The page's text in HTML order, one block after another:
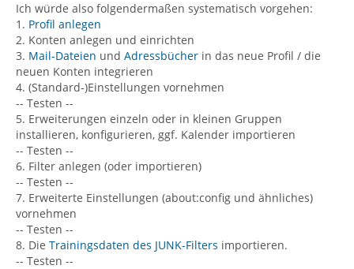
Ich würde also folgendermaßen systematisch vorgehen:
1. Profil anlegen
2. Konten anlegen und einrichten
3. Mail-Dateien und Adressbücher in das neue Profil / die
neuen Konten integrieren
4. (Standard-)Einstellungen vornehmen
-- Testen --
5. Erweiterungen einzeln oder in kleinen Gruppen
installieren, konfigurieren, ggf. Kalender importieren
-- Testen --
6. Filter anlegen (oder importieren)
-- Testen --
7. Erweiterte Einstellungen (about:config und ähnliches)
vornehmen
-- Testen --
8. Die Trainingsdaten des JUNK-Filters importieren.
-- Testen --